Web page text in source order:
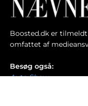
Boosted.dk er
omfattet af
Besøg også:
Auto Show